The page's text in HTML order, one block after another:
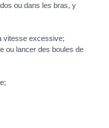
ou dans les bras, y
vitesse excessive;
ou lancer des boules de